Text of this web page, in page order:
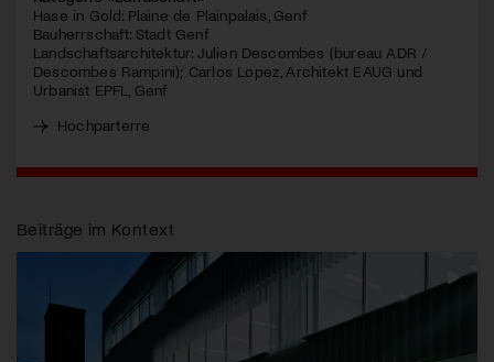
Hase in Gold: Plaine de Plainpalais, Genf
Bauherrschaft: Stadt Genf
Landschaftsarchitektur: Julien Descombes (bureau ADR /
Descombes Rampini); Carlos Lopez, Architekt EAUG und
Urbanist EPFL
, Genf
Hochparterre
Beiträge im Kontext